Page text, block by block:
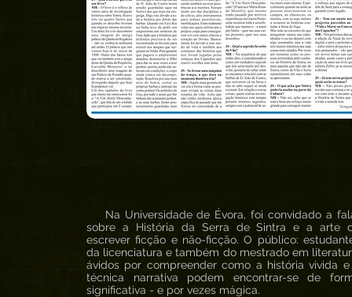
Na Universidade de Évora, foi convidado a
sobre a História da Serra de Sintra e a arte
escrever ficção e não-ficção. O público:
da licenciatura e também do mestrado em
ávidos por compreender como a história vivida
técnica narrativa podem encontrar-se de
significativa - e por vezes mágica.